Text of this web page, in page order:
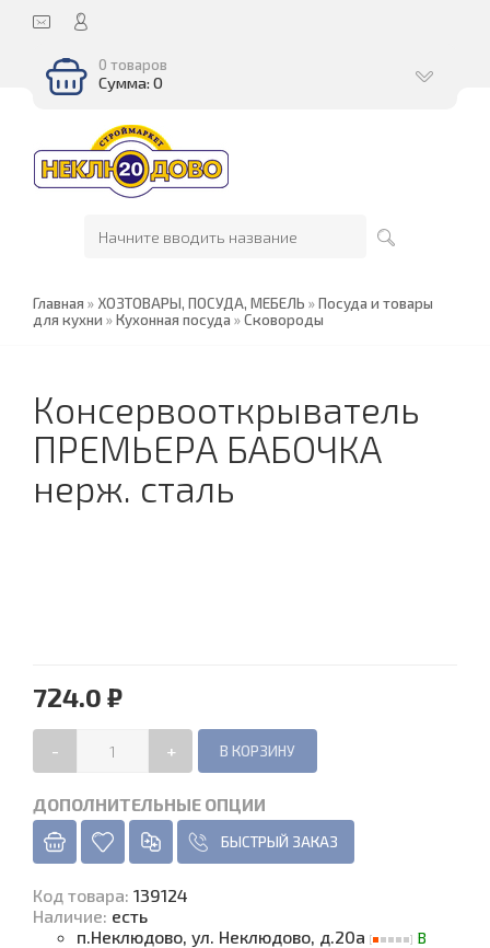
0 товаров
Сумма: 0
Главная » ХОЗТОВАРЫ, ПОСУДА, МЕБЕЛЬ »Посуда и товары
для кухни »Кухонная посуда »Сковороды
Консервооткрыватель
ПРЕМЬЕРА БАБОЧКА
нерж. сталь
724.0 ₽
- +
ДОПОЛНИТЕЛЬНЫЕ ОПЦИИ
БЫСТРЫЙ ЗАКАЗ
Код товара: 139124
Наличие: есть
п.Неклюдово, ул. Неклюдово, д.20а
В